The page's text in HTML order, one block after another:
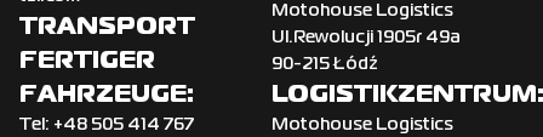
TRANSPORT
FERTIGER
FAHRZEUGE:
Tel: +‌48 505 414 767
Motohouse Logistics
Ul.Rewolucji 1905r 49a
90-215 Łódź
LOGISTIKZENTRUM:
Motohouse Logistics